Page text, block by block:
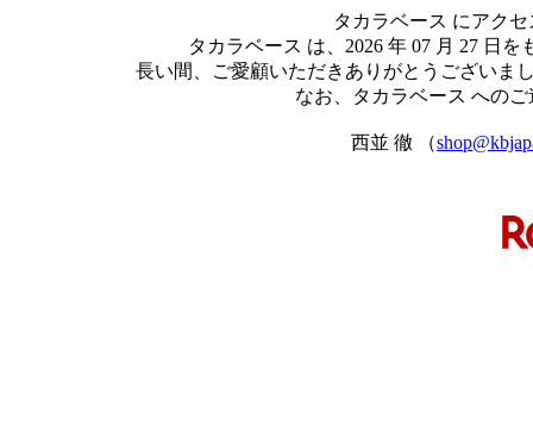
タカラベース にアク
タカラベース は、2026 年 07 月 27 日
長い間、ご愛顧いただきありがとうございま
なお、タカラベース への
西並 徹 （